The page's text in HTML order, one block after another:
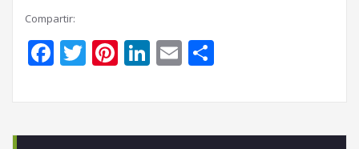
Compartir:
Facebook
Twitter
Pinterest
LinkedIn
Email